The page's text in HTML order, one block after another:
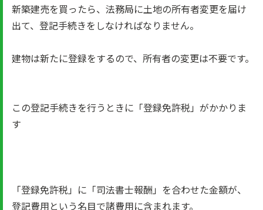
新築建売を買ったら、法務局に土地の所有者変更を届け
出て、登記手続きをしなければなりません。
建物は新たに登録をするので、所有者の変更は不要です。
この登記手続きを行うときに「登録免許税」がかかりま
す
「登録免許税」に「司法書士報酬」を合わせた金額が、
登記費用という名目で諸費用に含まれます。